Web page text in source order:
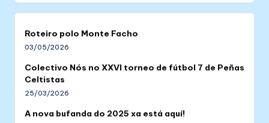
Roteiro polo Monte Facho
03/05/2026
Colectivo Nós no XXVI torneo de fútbol 7 de Peñas
Celtistas
25/03/2026
A nova bufanda do 2025 xa está aquí!